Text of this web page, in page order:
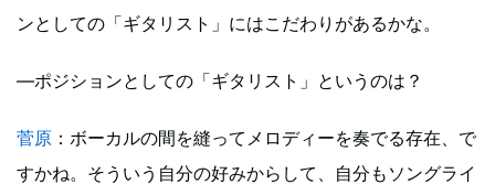
ンとしての「ギタリスト」にはこだわりがあるかな。
―ポジションとしての「ギタリスト」というのは？
菅原 ：ボーカルの間を縫ってメロディーを奏でる存在、で
すかね。そういう自分の好みからして、自分もソングライ